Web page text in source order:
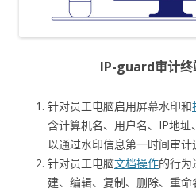
IP-guard审计终
针对员工电脑启用屏幕水印和
含计算机名、用户名、IP地
以通过水印信息第一时间审
针对员工电脑文档操作的行为
建、编辑、复制、删除、重